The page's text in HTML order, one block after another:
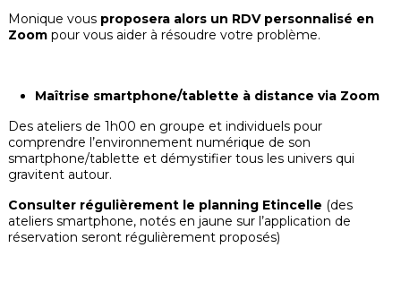
Monique vous proposera alors un RDV personnalisé en
Zoom pour vous aider à résoudre votre problème.
Maîtrise smartphone/tablette à distance via Zoom
Des ateliers de 1h00 en groupe et individuels pour
comprendre l’environnement numérique de son
smartphone/tablette et démystifier tous les univers qui
gravitent autour.
Consulter régulièrement le planning Etincelle (des
ateliers smartphone, notés en jaune sur l’application de
réservation seront régulièrement proposés)